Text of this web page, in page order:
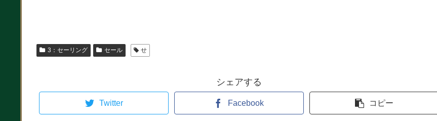
3：セーリング セール せ
シェアする
Twitter Facebook コピー